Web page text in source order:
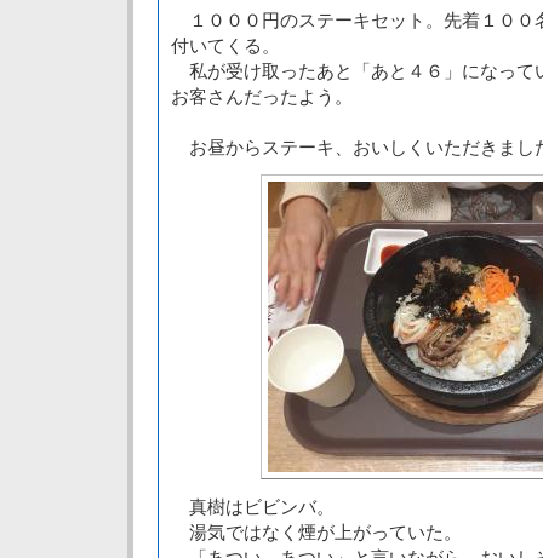
１０００円のステーキセット。先着１００
付いてくる。
私が受け取ったあと「あと４６」になって
お客さんだったよう。
お昼からステーキ、おいしくいただきまし
真樹はビビンバ。
湯気ではなく煙が上がっていた。